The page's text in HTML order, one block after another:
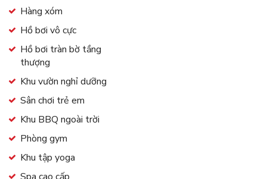
Hàng xóm
Hồ bơi vô cực
Hồ bơi tràn bờ tầng
thượng
Khu vườn nghỉ dưỡng
Sân chơi trẻ em
Khu BBQ ngoài trời
Phòng gym
Khu tập yoga